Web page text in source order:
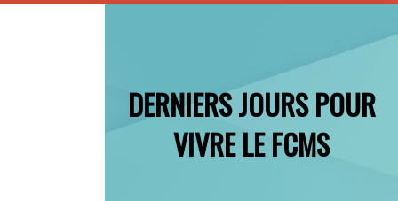
DERNIERS JOURS POUR
VIVRE LE FCMS